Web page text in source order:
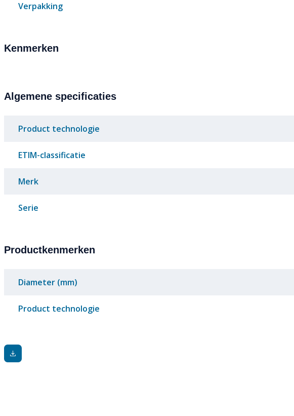
Verpakking
Kenmerken
Algemene specificaties
Product technologie
ETIM-classificatie
Merk
Serie
Productkenmerken
Diameter (mm)
Product technologie